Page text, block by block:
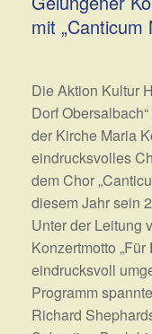
mit „Canticum
Die Aktion Kultur
Dorf
der Kirche Maria
eindrucksvolles
dem Chor
diesem Jahr sein
Unter der Leitung
Konzertmotto
eindrucksvoll
Programm
Richard